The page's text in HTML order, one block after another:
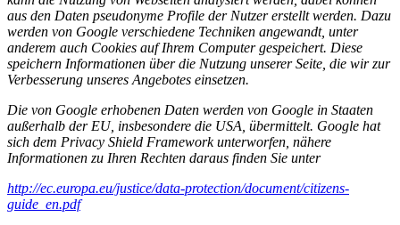
aus den Daten pseudonyme Profile der Nutzer erstellt werden. Dazu
werden von Google verschiedene Techniken angewandt, unter
anderem auch Cookies auf Ihrem Computer gespeichert. Diese
speichern Informationen über die Nutzung unserer Seite, die wir zur
Verbesserung unseres Angebotes einsetzen.
Die von Google erhobenen Daten werden von Google in Staaten
außerhalb der EU, insbesondere die USA, übermittelt. Google hat
sich dem Privacy Shield Framework unterworfen, nähere
Informationen zu Ihren Rechten daraus finden Sie unter
http://ec.europa.eu/justice/data-protection/document/citizens-
guide_en.pdf